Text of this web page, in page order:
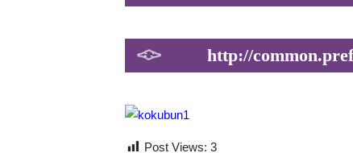
http://
Post Views: 3